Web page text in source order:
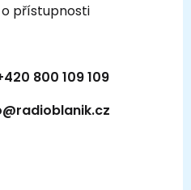
přístupnosti
800 109 109